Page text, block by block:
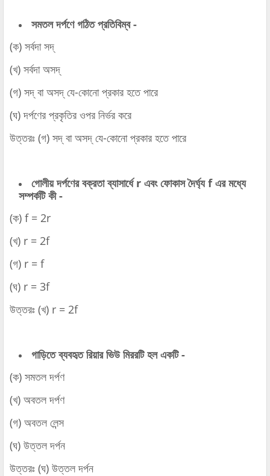
সমতল দর্পণে গঠিত প্রতিবিম্ব -
(ক) সর্বদা সদ্‌
(খ) সর্বদা অসদ্‌
(গ) সদ্‌ বা অসদ্‌ যে-কোনো প্রকার হতে পারে
(ঘ) দর্পণের প্রকৃতির ওপর নির্ভর করে
উত্তরঃ (গ) সদ্‌ বা অসদ্‌ যে-কোনো প্রকার হতে পারে
গোলীয় দর্পণের বক্রতা ব্যাসার্ধে r এবং ফোকাস দৈর্ঘ্য f এর মধ্যে
সম্পর্কটি কী -
(ক) f = 2r
(খ) r = 2f
(গ) r = f
(ঘ) r = 3f
উত্তরঃ (খ) r = 2f
গাড়িতে ব্যবহৃত রিয়ার ভিউ মিররটি হল একটি -
(ক) সমতল দর্পণ
(খ) অবতল দর্পণ
(গ) অবতল লেন্স
(ঘ) উত্তল দর্পন
উত্তরঃ (ঘ) উত্তল দর্পন